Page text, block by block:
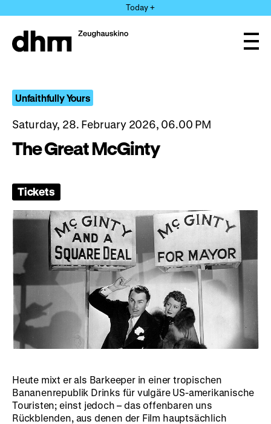
directly
the
Today +
Unfaithfully Yours
Saturday, 28. February 2026, 06.00 PM
The Great McGinty
Tickets
Heute mixt er als Barkeeper in einer tropischen
Bananenrepublik Drinks für vulgäre US-amerikanische
Touristen; einst jedoch – das offenbaren uns
Rückblenden, aus denen der Film hauptsächlich